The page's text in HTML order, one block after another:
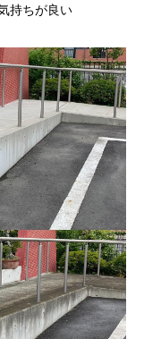
持ちが良い